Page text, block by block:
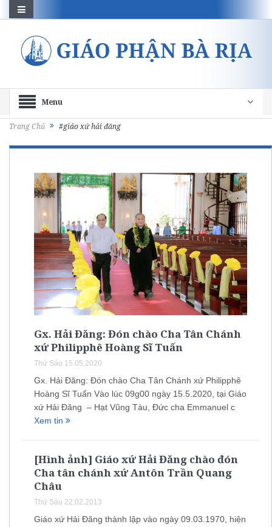
Menu
Trang Chủ #giáo xứ hải đăng
Gx. Hải Đăng: Đón chào Cha Tân Chánh
xứ Philipphê Hoàng Sĩ Tuấn
Thứ Sáu 15.05.2020
Gx. Hải Đăng: Đón chào Cha Tân Chánh xứ Philipphê
Hoàng Sĩ Tuấn Vào lúc 09g00 ngày 15.5.2020, tại Giáo
xứ Hải Đăng – Hạt Vũng Tàu, Đức cha Emmanuel c
Xem tin
[Hình ảnh] Giáo xứ Hải Đăng chào đón
Cha tân chánh xứ Antôn Trần Quang
Châu
Thứ Sáu 22.02.2013
Giáo xứ Hải Đăng thành lập vào ngày 09.03.1970, hiện